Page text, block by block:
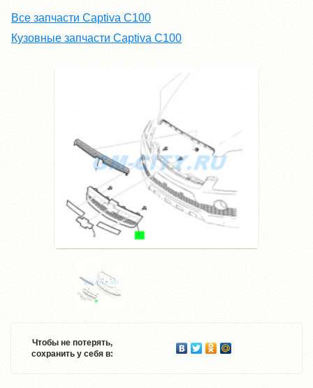
Все запчасти Captiva C100
Кузовные запчасти Captiva C100
Чтобы не потерять,
сохранить у себя в: